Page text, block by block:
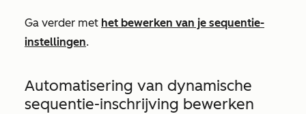
Ga verder met het bewerken van je sequentie-
instellingen.
Automatisering van dynamische
sequentie-inschrijving bewerken